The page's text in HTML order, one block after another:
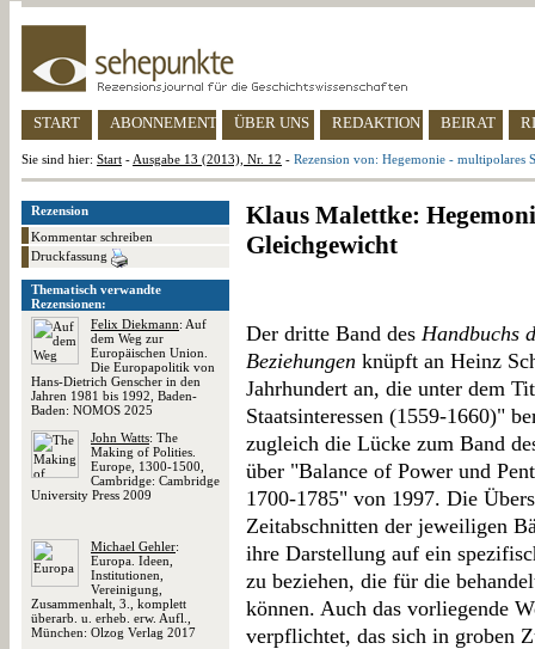
START ABONNEMENT ÜBER UNS REDAKTION BEIRAT
Sie sind hier: Start - Ausgabe 13 (2013), Nr. 12 - Rezension von: Hegemonie - multipolares
Rezension
Kommentar schreiben
Druckfassung
Thematisch verwandte
Rezensionen:
Felix Diekmann: Auf
dem Weg zur
Europäischen Union.
Die Europapolitik von
Hans-Dietrich Genscher in den
Jahren 1981 bis 1992, Baden-
Baden: NOMOS 2025
John Watts: The
Making of Polities.
Europe, 1300-1500,
Cambridge: Cambridge
University Press 2009
Michael Gehler:
Europa. Ideen,
Institutionen,
Vereinigung,
Zusammenhalt, 3., komplett
überarb. u. erheb. erw. Aufl.,
München: Olzog Verlag 2017
Klaus Malettke:
Gleichgewicht
Der dritte Band des Handbuchs
Beziehungen knüpft an Heinz
Jahrhundert an, die unter dem
Staatsinteressen (1559-1660)"
zugleich die Lücke zum Band
über "Balance of Power und
1700-1785" von 1997. Die
Zeitabschnitten der jeweiligen
ihre Darstellung auf ein
zu beziehen, die für die
können. Auch das vorliegende
verpflichtet, das sich in groben